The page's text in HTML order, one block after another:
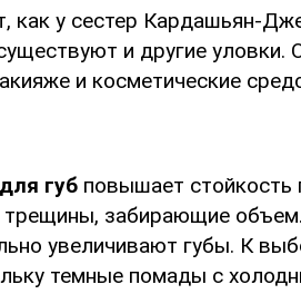
как у сестер Кардашьян-
и другие уловки.
и косметические
губ повышает
трещины, забирающие объем.
увеличивают губы. К
темные помады с